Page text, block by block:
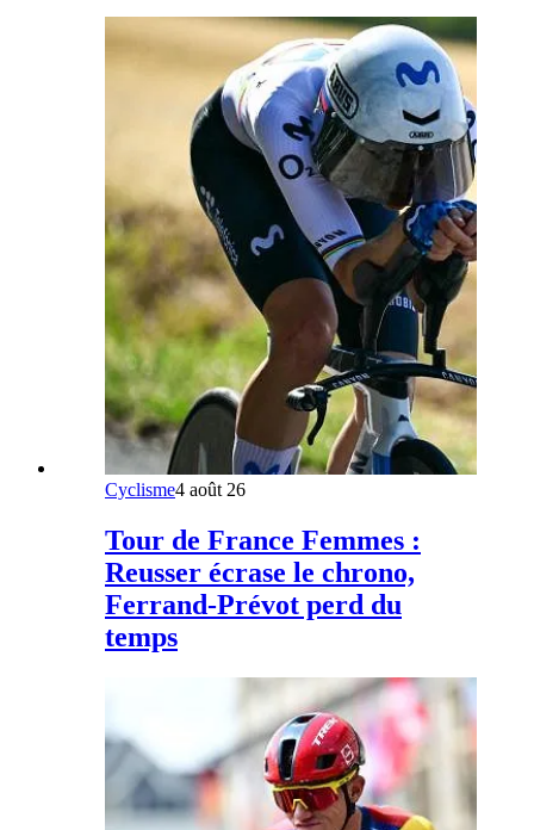
Cyclisme4 août 26
Tour de France Femmes :
Reusser écrase le chrono,
Ferrand-Prévot perd du
temps